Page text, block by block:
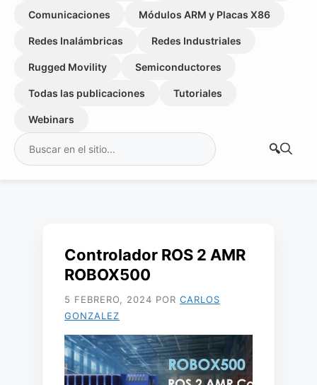
Comunicaciones Módulos ARM y Placas X86
Redes Inalámbricas Redes Industriales
Rugged Movility Semiconductores
Todas las publicaciones Tutoriales
Webinars
Buscar:
Controlador ROS 2 AMR
ROBOX500
5 FEBRERO, 2024 POR CARLOS
GONZALEZ